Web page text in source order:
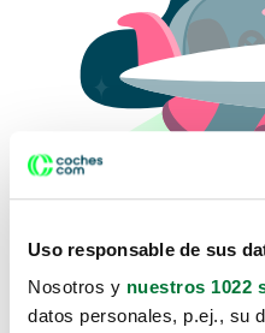
Uso responsable de sus
Nosotros y nuestros 1022
datos personales, p.ej., su